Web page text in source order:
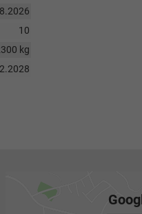
10
kg